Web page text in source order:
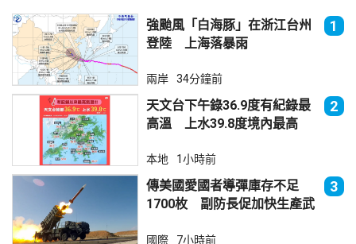
強颱風「白海豚」在浙江台州
登陸 上海落暴雨
1
兩岸 34分鐘前
天文台下午錄36.9度有紀錄最
高溫 上水39.8度境內最高
2
本地 1小時前
傳美國愛國者導彈庫存不足
1700枚 副防長促加快生產武
3
國際 7小時前